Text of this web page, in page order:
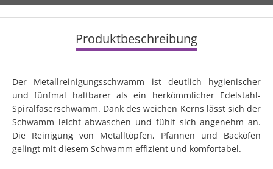
Produktbeschreibung
Der Metallreinigungsschwamm ist deutlich hygienischer
und fünfmal haltbarer als ein herkömmlicher Edelstahl-
Spiralfaserschwamm. Dank des weichen Kerns lässt sich der
Schwamm leicht abwaschen und fühlt sich angenehm an.
Die Reinigung von Metalltöpfen, Pfannen und Backöfen
gelingt mit diesem Schwamm effizient und komfortabel.